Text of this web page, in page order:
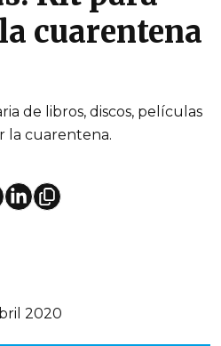
cuarentena
de libros, discos, películas
la cuarentena.
2020